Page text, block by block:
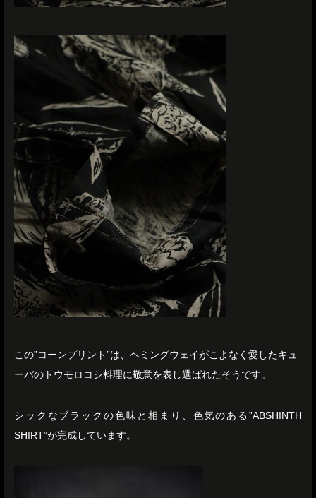
この”コーンプリント”は、ヘミングウェイがこよなく愛したキュ
ーバのトウモロコシ料理に敬意を表し選ばれたそうです。
シックなブラックの色味と相まり、色気のある”ABSHINTH
SHIRT”が完成しています。